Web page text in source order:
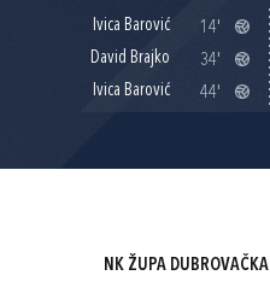
Ivica Barović
14'
David Brajko
34'
Ivica Barović
44'
NK ŽUPA DUBROVAČKA